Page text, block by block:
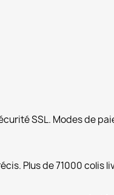
SSL. Modes de
Plus de 71000 colis